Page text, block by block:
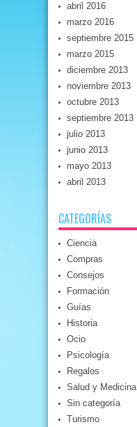
abril 2016
marzo 2016
septiembre 2015
marzo 2015
diciembre 2013
noviembre 2013
octubre 2013
septiembre 2013
julio 2013
junio 2013
mayo 2013
abril 2013
CATEGORÍAS
Ciencia
Compras
Consejos
Formación
Guías
Historia
Ocio
Psicología
Regalos
Salud y Medicina
Sin categoría
Turismo